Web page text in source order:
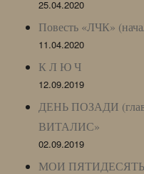
25.04.2020
Повесть «ЛЧК»
11.04.2020
К Л Ю Ч
12.09.2019
ДЕНЬ ПОЗАДИ
ВИТАЛИС»
02.09.2019
МОИ